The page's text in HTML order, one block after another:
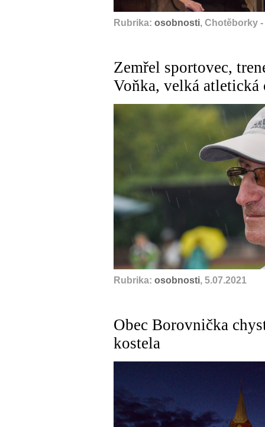
Rubrika: osobnosti, Chotěborky -
Zemřel sportovec,
Voňka, velká atletická
Rubrika: osobnosti, 5.07.2021
Obec Borovnička
kostela